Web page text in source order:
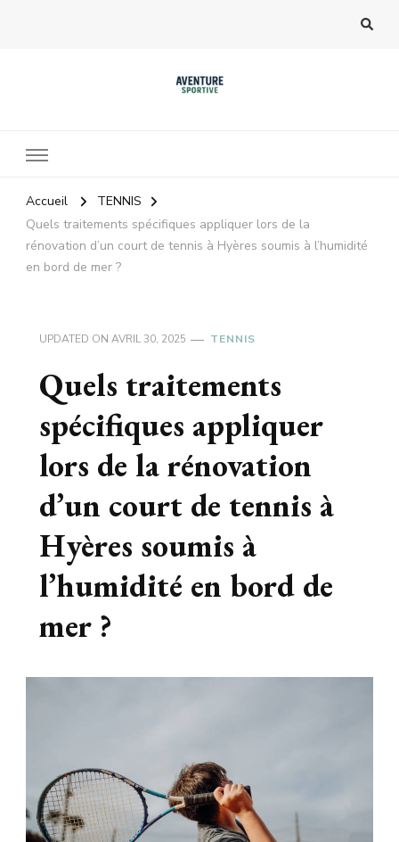
Accueil
TENNIS
Quels traitements spécifiques appliquer lors de la
rénovation d’un court de tennis à Hyères soumis à l’humidité
en bord de mer ?
UPDATED ON AVRIL 30, 2025 TENNIS
Quels traitements
spécifiques appliquer
lors de la rénovation
d’un court de tennis à
Hyères soumis à
l’humidité en bord de
mer ?